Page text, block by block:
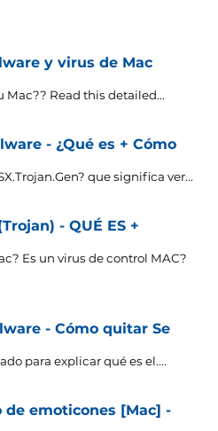
y virus de Mac
Mac?? Read this detailed...
- ¿Qué es + Cómo
que significa ver...
- QUÉ ES +
Es un virus de control MAC?
- Cómo quitar Se
para explicar qué es el....
emoticones [Mac] -